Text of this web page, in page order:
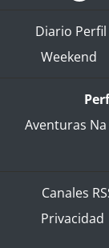
Diario Perfil
Weekend
Aventuras
Canales
Privacidad